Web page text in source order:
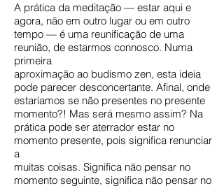
A prática da meditação — estar aqui e
agora, não em outro lugar ou em outro
tempo — é uma reunificação de uma
reunião, de estarmos connosco. Numa
primeira
aproximação ao budismo zen, esta ideia
pode parecer desconcertante. Afinal, onde
estaríamos se não presentes no presente
momento?! Mas será mesmo assim? Na
prática pode ser aterrador estar no
momento presente, pois significa renunciar
a
muitas coisas. Significa não pensar no
momento seguinte, significa não pensar no